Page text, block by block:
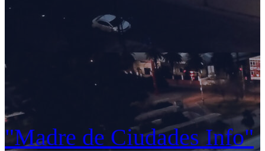
"Madre de Ciudades Info"